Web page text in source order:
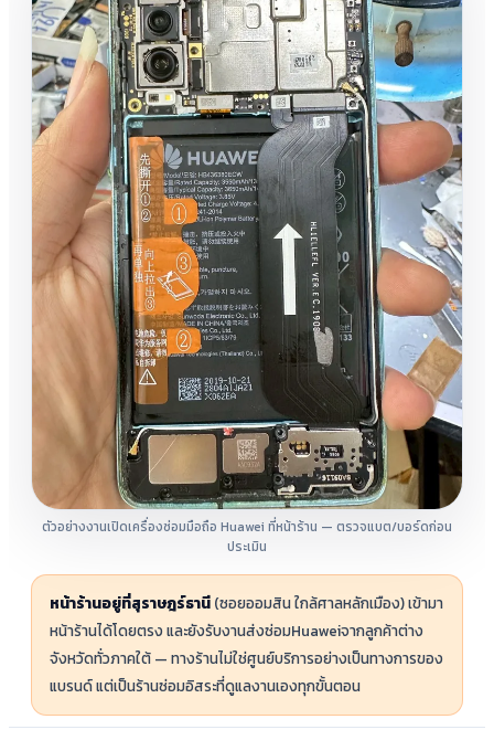
ตัวอย่างงานเปิดเครื่องซ่อมมือถือ Huawei ที่หน้าร้าน — ตรวจแบต/บอร์ดก่อน
ประเมิน
หน้าร้านอยู่ที่สุราษฎร์ธานี (ซอยออมสิน ใกล้ศาลหลักเมือง) เข้ามา
หน้าร้านได้โดยตรง และยังรับงานส่งซ่อมHuaweiจากลูกค้าต่าง
จังหวัดทั่วภาคใต้ — ทางร้านไม่ใช่ศูนย์บริการอย่างเป็นทางการของ
แบรนด์ แต่เป็นร้านซ่อมอิสระที่ดูแลงานเองทุกขั้นตอน